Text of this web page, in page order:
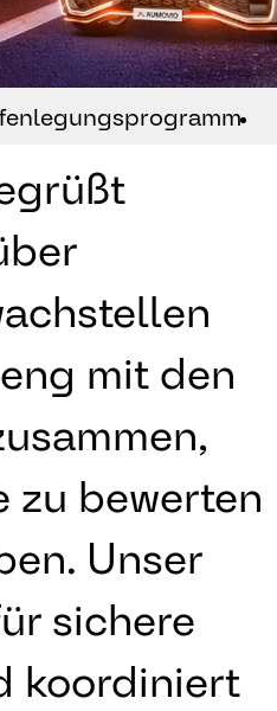
mit den
zu bewerten
Unser
sichere
koordiniert